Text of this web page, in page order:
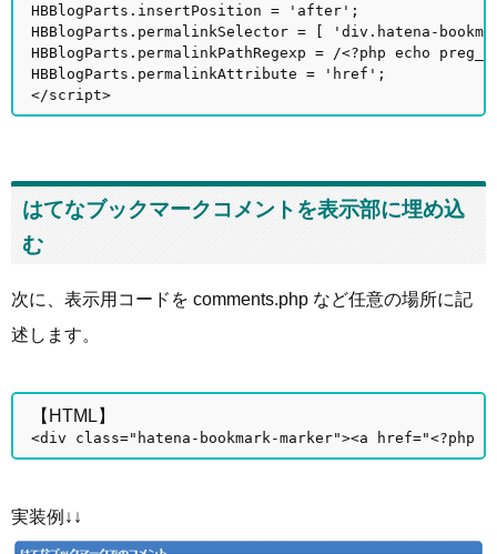
HBBlogParts.insertPosition = 'after';
HBBlogParts.permalinkSelector = [ 'div.hatena-
HBBlogParts.permalinkPathRegexp = /<?php echo
HBBlogParts.permalinkAttribute = 'href';
</script>
はてなブックマークコメントを表示部に埋め込
む
次に、表示用コードを comments.php など任意の場所に記
述します。
【HTML】
<div class="hatena-bookmark-marker"><a href="<?php
実装例↓↓